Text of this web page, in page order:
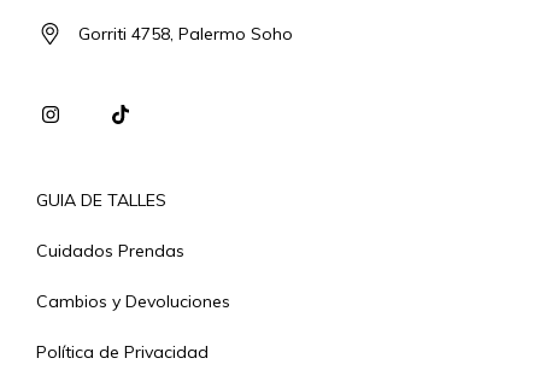
Gorriti 4758, Palermo Soho
GUIA DE TALLES
Cuidados Prendas
Cambios y Devoluciones
Política de Privacidad